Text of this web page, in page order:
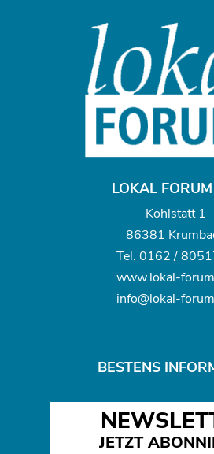
LOKAL
Kohlstatt 1
86381
Tel. 0162 /
www.lokal-
info@lokal-
BESTENS
JETZT